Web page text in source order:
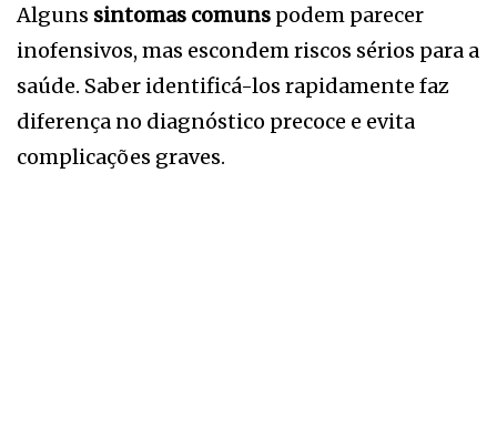
Alguns sintomas comuns podem parecer
inofensivos, mas escondem riscos sérios para a
saúde. Saber identificá-los rapidamente faz
diferença no diagnóstico precoce e evita
complicações graves.